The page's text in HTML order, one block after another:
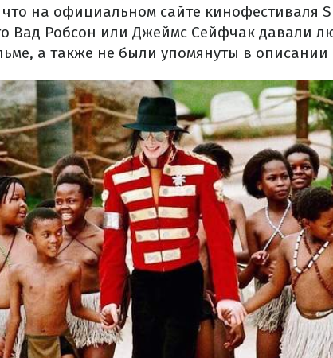
что на официальном сайте кинофестиваля
Вад Робсон или Джеймс Сейфчак давали
а также не были упомянуты в